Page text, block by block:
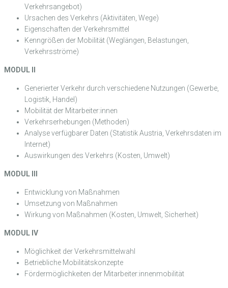
Verkehrsangebot)
Ursachen des Verkehrs (Aktivitäten, Wege)
Eigenschaften der Verkehrsmittel
Kenngrößen der Mobilität (Weglängen, Belastungen,
Verkehrsströme)
MODUL II
Generierter Verkehr durch verschiedene Nutzungen (Gewerbe,
Logistik, Handel)
Mobilität der Mitarbeiter:innen
Verkehrserhebungen (Methoden)
Analyse verfügbarer Daten (Statistik Austria, Verkehrsdaten im
Internet)
Auswirkungen des Verkehrs (Kosten, Umwelt)
MODUL III
Entwicklung von Maßnahmen
Umsetzung von Maßnahmen
Wirkung von Maßnahmen (Kosten, Umwelt, Sicherheit)
MODUL IV
Möglichkeit der Verkehrsmittelwahl
Betriebliche Mobilitätskonzepte
Fördermöglichkeiten der Mitarbeiter:innenmobilität